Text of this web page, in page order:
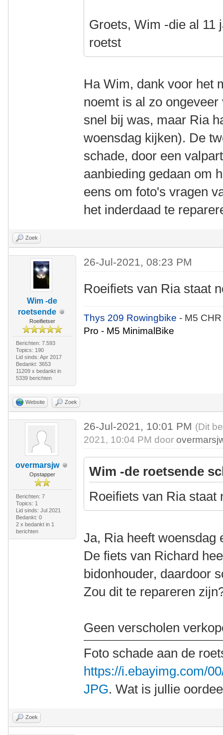
Groets, Wim -die al 11
roetst
Ha Wim, dank voor het
noemt is al zo
snel bij was, maar Ria
woensdag kijken). De
schade, door een
aanbieding gedaan om
eens om foto's vragen
het inderdaad te
Zoek
Wim -de
roetsende
Roeifietser
Berichten: 7.593
Topics: 190
Lid sinds: Apr 2017
Bedankt: 3653
11209 x bedankt in
5339 berichten
26-Jul-2021, 08:23 PM
Roeifiets van Ria staat
Thys 209 Rowingbike- M5
Pro - M5 MinimalBike
Website Zoek
overmarsjw
Opstapper
Berichten: 7
Topics: 1
Lid sinds: Jul 2021
Bedankt: 0
2 x bedankt in 1
berichten
26-Jul-2021, 10:01 PM (Dit
2021, 10:04 PM door
Wim -de roetsende
Roeifiets van Ria staat
Ja, Ria heeft woensdag
De fiets van Richard
bidonhouder, daardoor
Zou dit te repareren
Geen verscholen
Foto schade aan de
https://i.ebayimg.com/
JPG. Wat is jullie
Zoek